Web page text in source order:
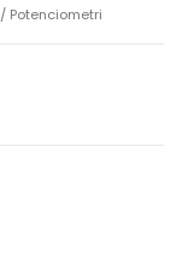
Potenciometri